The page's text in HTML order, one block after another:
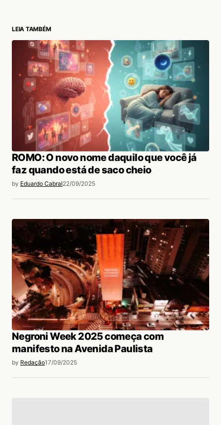
LEIA TAMBÉM
ROMO: O novo nome daquilo que você já
faz quando está de saco cheio
by Eduardo Cabral22/09/2025
Negroni Week 2025 começa com
manifesto na Avenida Paulista
by Redação17/09/2025